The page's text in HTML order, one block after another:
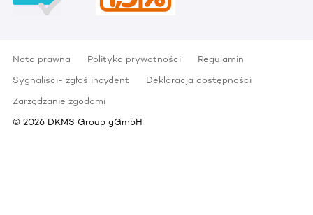
Nota prawna Polityka prywatności
Regulamin
Sygnaliści- zgłoś incydent
Deklaracja dostępności
Zarządzanie zgodami
© 2026 DKMS Group gGmbH